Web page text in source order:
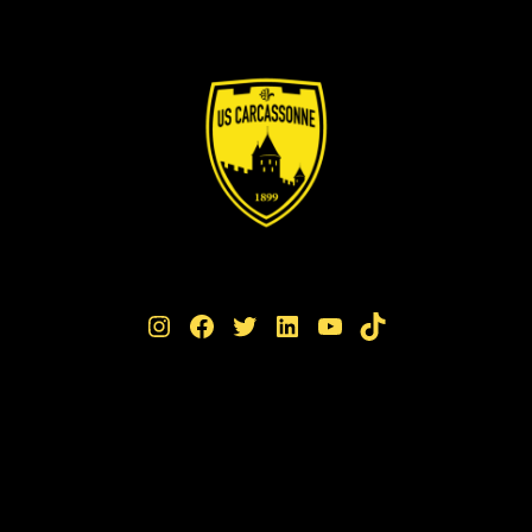
Instagram Facebook Twitter LinkedIn YouTube TikTok